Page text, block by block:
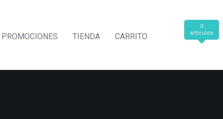
PROMOCIONES TIENDA CARRITO
0
artículos